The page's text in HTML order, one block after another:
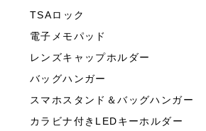
TSAロック
電子メモパッド
レンズキャップホルダー
バッグハンガー
スマホスタンド＆バッグハンガー
カラビナ付きLEDキーホルダー